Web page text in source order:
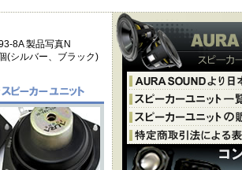
8A 製品写真N
(シルバー、ブラック)